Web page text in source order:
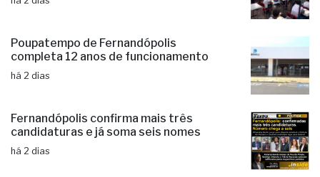
Poupatempo de Fernandópolis
completa 12 anos de funcionamento
há 2 dias
Fernandópolis confirma mais três
candidaturas e já soma seis nomes
há 2 dias